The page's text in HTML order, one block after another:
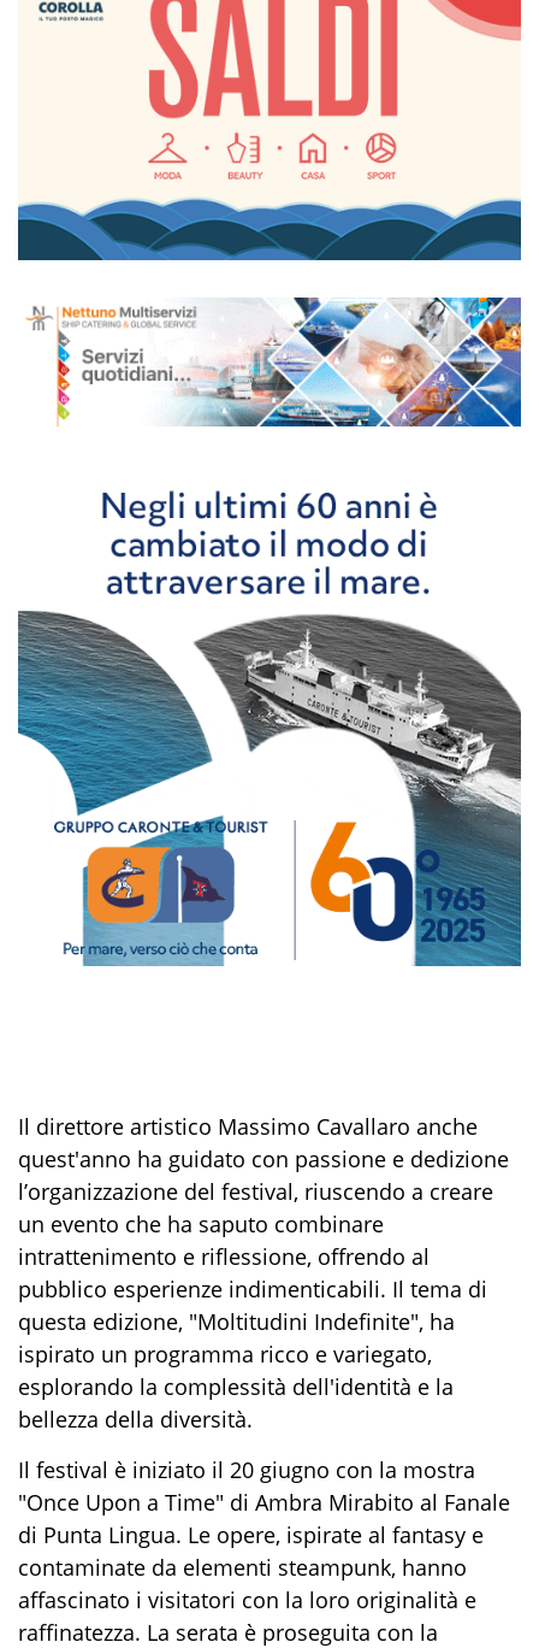
Il direttore artistico Massimo Cavallaro anche
quest'anno ha guidato con passione e dedizione
l’organizzazione del festival, riuscendo a creare
un evento che ha saputo combinare
intrattenimento e riflessione, offrendo al
pubblico esperienze indimenticabili. Il tema di
questa edizione, "Moltitudini Indefinite", ha
ispirato un programma ricco e variegato,
esplorando la complessità dell'identità e la
bellezza della diversità.
Il festival è iniziato il 20 giugno con la mostra
"Once Upon a Time" di Ambra Mirabito al Fanale
di Punta Lingua. Le opere, ispirate al fantasy e
contaminate da elementi steampunk, hanno
affascinato i visitatori con la loro originalità e
raffinatezza. La serata è proseguita con la